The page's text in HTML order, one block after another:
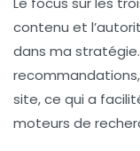
contenu et
dans ma
site, ce qui a
moteurs de